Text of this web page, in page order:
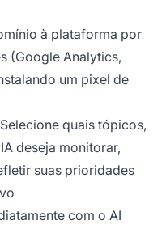
à plataforma por
(Google Analytics,
um pixel de
quais tópicos,
deseja monitorar,
suas prioridades
com o AI